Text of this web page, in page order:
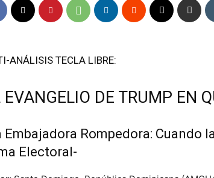
ANÁLISIS TECLA LIBRE:
EVANGELIO DE TRUMP EN
Embajadora Rompedora: Cuando
Electoral-